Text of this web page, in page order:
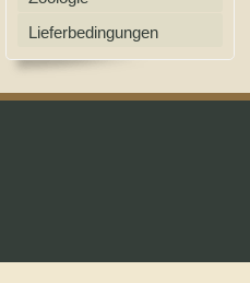
Lieferbedingungen